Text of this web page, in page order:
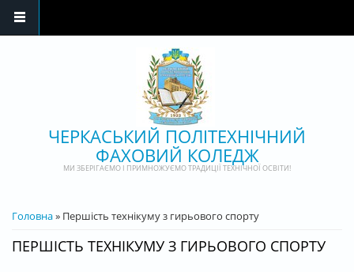
ЧЕРКАСЬКИЙ ПОЛІТЕХНІЧНИЙ
ФАХОВИЙ КОЛЕДЖ
МИ ЗБЕРІГАЄМО І ПРИМНОЖУЄМО ТРАДИЦІЇ ТЕХНІЧНОЇ ОСВІТИ!
ВИ Є ТУТ
Головна» Першість технікуму з гирьового спорту
ПЕРШІСТЬ ТЕХНІКУМУ З ГИРЬОВОГО СПОРТУ